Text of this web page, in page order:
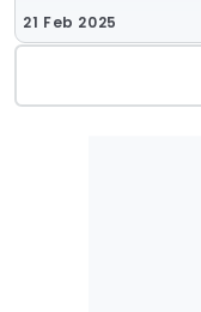
21 Feb 2025